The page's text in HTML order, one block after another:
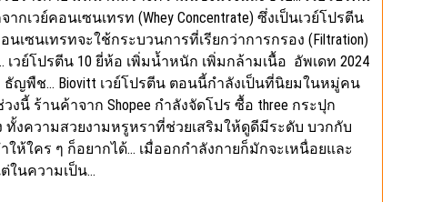
เวย์คอนเซนเทรท (Whey Concentrate) ซึ่งเป็นเวย์โปรตีน
ซนเทรทจะใช้กระบวนการที่เรียกว่าการกรอง (Filtration)
วย์โปรตีน 10 ยี่ห้อ เพิ่มน้ำหนัก เพิ่มกล้ามเนื้อ อัพเดท 2024
ญพืช… Biovitt เวย์โปรตีน ตอนนี้กำลังเป็นที่นิยมในหมู่คน
ร้านค้าจาก Shopee กำลังจัดโปร ซื้อ three กระปุก
งความสวยงามหรูหราที่ช่วยเสริมให้ดูดีมีระดับ บวกกับ
ห้ใคร ๆ ก็อยากได้… เมื่ออกกำลังกายก็มักจะเหนื่อยและ
ในความเป็น…